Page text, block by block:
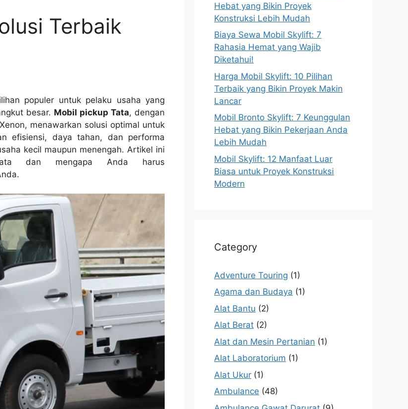
Terbaik
populer untuk pelaku usaha yang
besar. Mobil pickup Tata, dengan
menawarkan solusi optimal untuk
efisiensi, daya tahan, dan performa
kecil maupun menengah. Artikel ini
dan mengapa Anda harus
Hebat yang Bikin Proyek
Konstruksi Lebih Mudah
Biaya Sewa Mobil Skylift: 7
Rahasia Hemat yang Wajib
Diketahui!
Harga Mobil Skylift: 10 Pilihan
Terbaik yang Bikin Proyek Makin
Lancar
Mobil Bronto Skylift: 7 Keunggulan
Hebat yang Bikin Pekerjaan Anda
Lebih Mudah
Mobil Skylift: 12 Manfaat Luar
Biasa untuk Proyek Konstruksi
Modern
Category
Adventure Touring (1)
Agama dan Budaya (1)
Alat Bantu (2)
Alat Berat (2)
Alat dan Mesin Pertanian (1)
Alat Laboratorium (1)
Alat Ukur (1)
Ambulance (48)